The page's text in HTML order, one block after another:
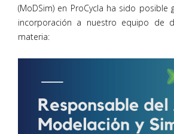
(MoDSim) en ProCycla ha sido posible
incorporación a nuestro equipo de
materia: